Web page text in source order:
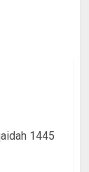
1445